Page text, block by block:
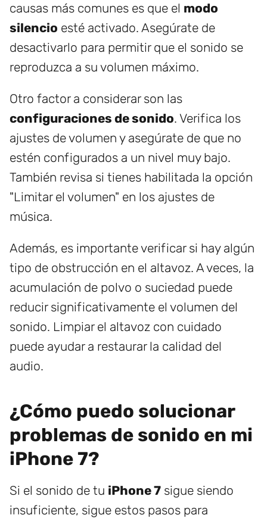
causas más comunes es que el modo
silencio esté activado. Asegúrate de
desactivarlo para permitir que el sonido se
reproduzca a su volumen máximo.
Otro factor a considerar son las
configuraciones de sonido. Verifica los
ajustes de volumen y asegúrate de que no
estén configurados a un nivel muy bajo.
También revisa si tienes habilitada la opción
"Limitar el volumen" en los ajustes de
música.
Además, es importante verificar si hay algún
tipo de obstrucción en el altavoz. A veces, la
acumulación de polvo o suciedad puede
reducir significativamente el volumen del
sonido. Limpiar el altavoz con cuidado
puede ayudar a restaurar la calidad del
audio.
¿Cómo puedo solucionar
problemas de sonido en mi
iPhone 7?
Si el sonido de tu iPhone 7 sigue siendo
insuficiente, sigue estos pasos para